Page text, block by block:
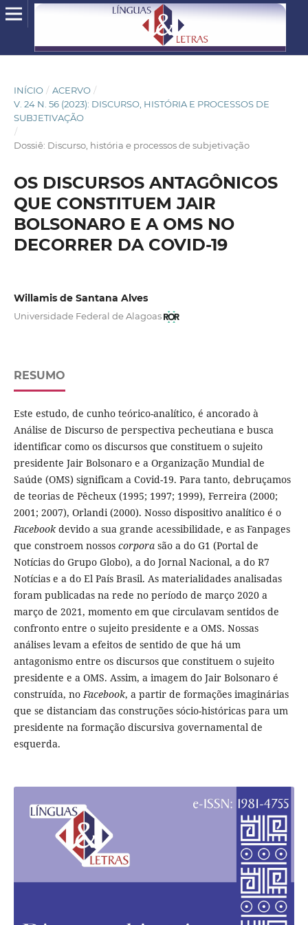
INÍCIO / ACERVO /
V. 24 N. 56 (2023): DISCURSO, HISTÓRIA E PROCESSOS DE
SUBJETIVAÇÃO
/
Dossiê: Discurso, história e processos de subjetivação
OS DISCURSOS ANTAGÔNICOS
QUE CONSTITUEM JAIR
BOLSONARO E A OMS NO
DECORRER DA COVID-19
Willamis de Santana Alves
Universidade Federal de Alagoas
RESUMO
Este estudo, de cunho teórico-analítico, é ancorado à
Análise de Discurso de perspectiva pecheutiana e busca
identificar como os discursos que constituem o sujeito
presidente Jair Bolsonaro e a Organização Mundial de
Saúde (OMS) significam a Covid-19. Para tanto, debruçamos
de teorias de Pêcheux (1995; 1997; 1999), Ferreira (2000;
2001; 2007), Orlandi (2000). Nosso dispositivo analítico é o
Facebookdevido a sua grande acessibilidade, e as Fanpages
que constroem nossos corporasão a do G1 (Portal de
Notícias do Grupo Globo), a do Jornal Nacional, a do R7
Notícias e a do El País Brasil. As materialidades analisadas
foram publicadas na rede no período de março 2020 a
março de 2021, momento em que circulavam sentidos de
confronto entre o sujeito presidente e a OMS. Nossas
análises levam a efeitos de sentido de que há um
antagonismo entre os discursos que constituem o sujeito
presidente e a OMS. Assim, a imagem do Jair Bolsonaro é
construída, no Facebook, a partir de formações imaginárias
que se distanciam das construções sócio-históricas para um
presidente na formação discursiva governamental de
esquerda.